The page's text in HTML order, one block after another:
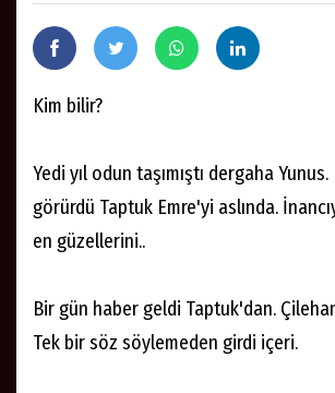
Kim bilir?
Yedi yıl odun taşımıştı dergaha
görürdü Taptuk Emre'yi aslında.
en güzellerini..
Bir gün haber geldi Taptuk'dan.
Tek bir söz söylemeden girdi içeri.